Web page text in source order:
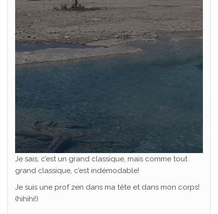
Je sais, c’est un grand classique, mais comme tout
grand classique, c’est indémodable!
Je suis une prof zen dans ma tête et dans mon corps!
(hihihi!)